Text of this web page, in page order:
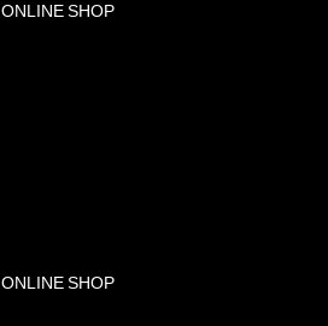
ONLINE SHOP
ONLINE SHOP